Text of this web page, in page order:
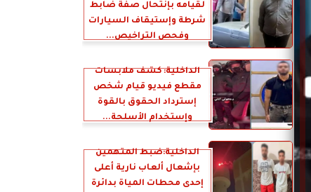
لقيامه بإنتحال صفة ضابط
شرطة وإستيقاف السيارات
وفحص التراخيص...
الداخلية: كشف ملابسات
مقطع فيديو قيام شخص
إسترداد الحقوق بالقوة
وإستخدام الأسلحة...
الداخلية:ضبط المتهمين
بإشعال ألعاب نارية أعلى
إحدى محطات المياة بدائرة